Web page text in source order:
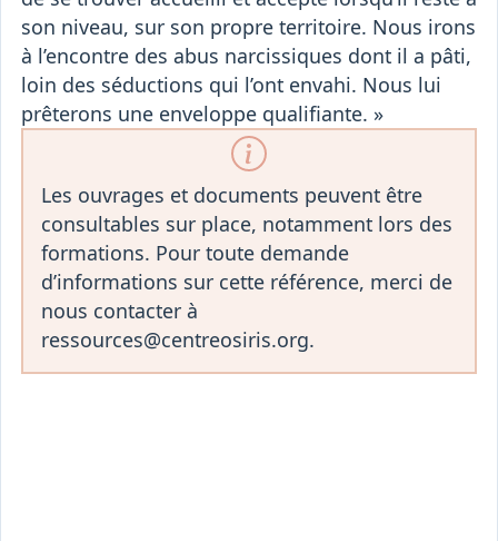
son niveau, sur son propre territoire. Nous irons
à l’encontre des abus narcissiques dont il a pâti,
loin des séductions qui l’ont envahi. Nous lui
prêterons une enveloppe qualifiante. »
Les ouvrages et documents peuvent être
consultables sur place, notamment lors des
formations. Pour toute demande
d’informations sur cette référence, merci de
nous contacter à
ressources@centreosiris.org.